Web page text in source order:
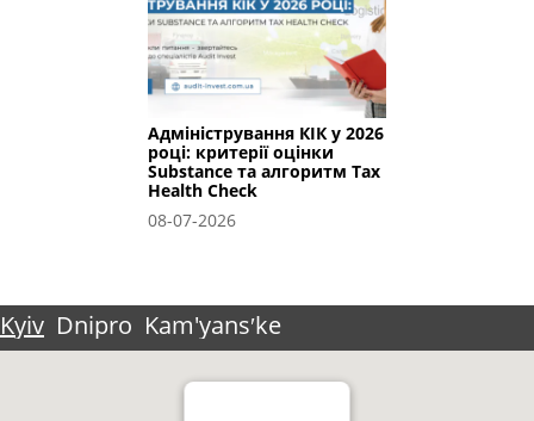
Адміністрування КІК у 2026
році: критерії оцінки
Substance та алгоритм Tax
Health Check
08-07-2026
Kyiv Dnipro Kam'yansʹke